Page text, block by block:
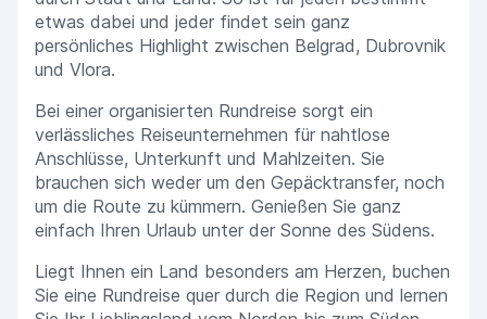
etwas dabei und jeder findet sein ganz
persönliches Highlight zwischen Belgrad, Dubrovnik
und Vlora.
Bei einer organisierten Rundreise sorgt ein
verlässliches Reiseunternehmen für nahtlose
Anschlüsse, Unterkunft und Mahlzeiten. Sie
brauchen sich weder um den Gepäcktransfer, noch
um die Route zu kümmern. Genießen Sie ganz
einfach Ihren Urlaub unter der Sonne des Südens.
Liegt Ihnen ein Land besonders am Herzen, buchen
Sie eine Rundreise quer durch die Region und lernen